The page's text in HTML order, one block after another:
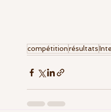
compétitionrésultats